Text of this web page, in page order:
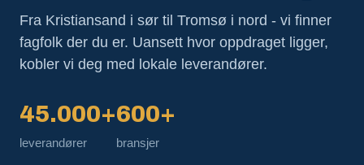
Fra Kristiansand i sør til Tromsø i nord - vi finner
fagfolk der du er. Uansett hvor oppdraget ligger,
kobler vi deg med lokale leverandører.
45.000+
leverandører
600+
bransjer